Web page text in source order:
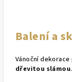
Balení a
Vánoční dekorace
dřevitou slámou